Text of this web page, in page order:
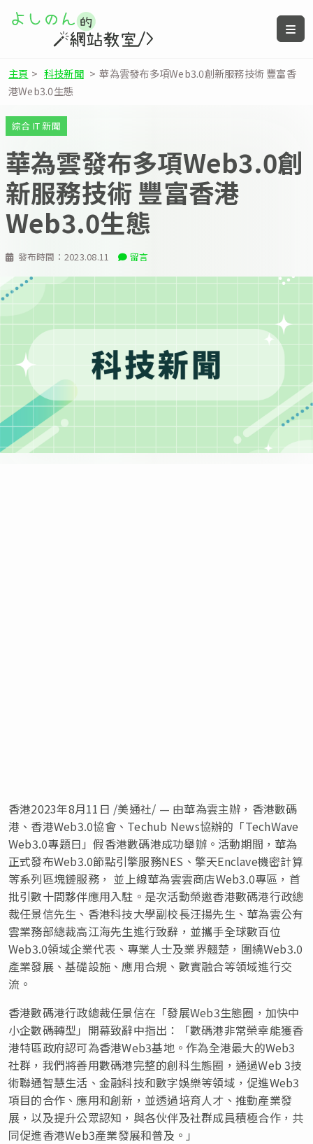
主頁 > 科技新聞 > 華為雲發布多項Web3.0創新服務技術 豐富香
港Web3.0生態
發布時間： 2023.08.11 留言
綜合 IT 新聞
華為雲發布多項Web3.0創
新服務技術 豐富香港
Web3.0生態
香港2023年8月11日 /美通社/ — 由華為雲主辦，香港數碼
港、香港Web3.0協會、 Techub News協辦的「TechWave
Web3.0專題日」假香港數碼港成功舉辦。活動期間，華為
正式發布Web3.0節點引擎服務NES、擎天Enclave機密計算
等系列區塊鏈服務， 並上線華為雲雲商店Web3.0專區，首
批引數十間夥伴應用入駐。 是次活動榮邀香港數碼港行政總
裁任景信先生、香港科技大學副校長汪揚先生、華為雲公有
雲業務部總裁高江海先生進行致辭，並攜手全球數百位
Web3.0領域企業代表、專業人士及業界翹楚，圍繞Web3.0
產業發展、基礎設施、應用合規、數實融合等領域進行交
流。
香港數碼港行政總裁任景信在「發展Web3生態圈，加快中
小企數碼轉型」開幕致辭中指出：「數碼港非常榮幸能獲香
港特區政府認可為香港Web3基地。作為全港最大的Web3
社群，我們將善用數碼港完整的創科生態圈，通過Web 3技
術聯通智慧生活、金融科技和數字娛樂等領域，促進Web3
項目的合作、應用和創新，並透過培育人才、推動產業發
展，以及提升公眾認知，與各伙伴及社群成員積極合作，共
同促進香港Web3產業發展和普及。」